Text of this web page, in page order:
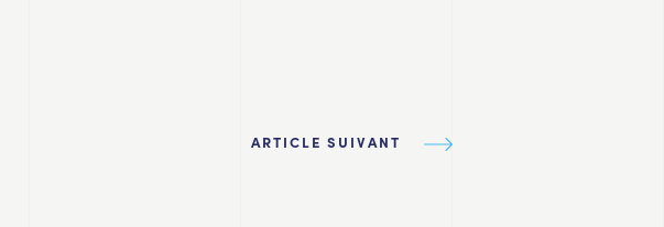
ARTICLE SUIVANT